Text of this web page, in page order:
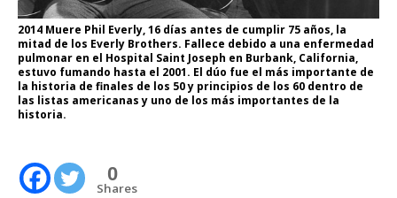
2014 Muere Phil Everly, 16 días antes de cumplir 75 años, la
mitad de los Everly Brothers. Fallece debido a una enfermedad
pulmonar en el Hospital Saint Joseph en Burbank, California,
estuvo fumando hasta el 2001. El dúo fue el más importante de
la historia de finales de los 50 y principios de los 60 dentro de
las listas americanas y uno de los más importantes de la
historia.
0
Shares